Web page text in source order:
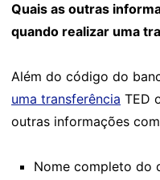
Quais as outras
quando realizar uma
Além do código do
uma transferência TED
outras informações
Nome completo do